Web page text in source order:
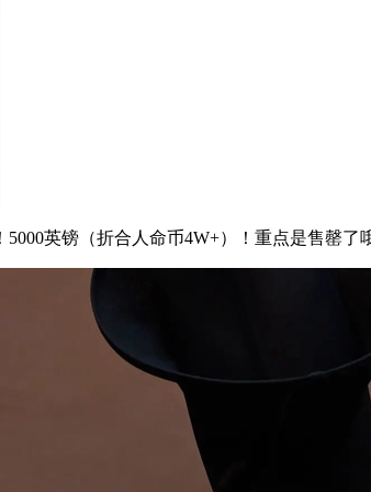
英镑（折合人命币4W+）！重点是售罄了